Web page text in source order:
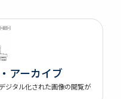
アーカイブ
ジタル化された画像の閲覧が